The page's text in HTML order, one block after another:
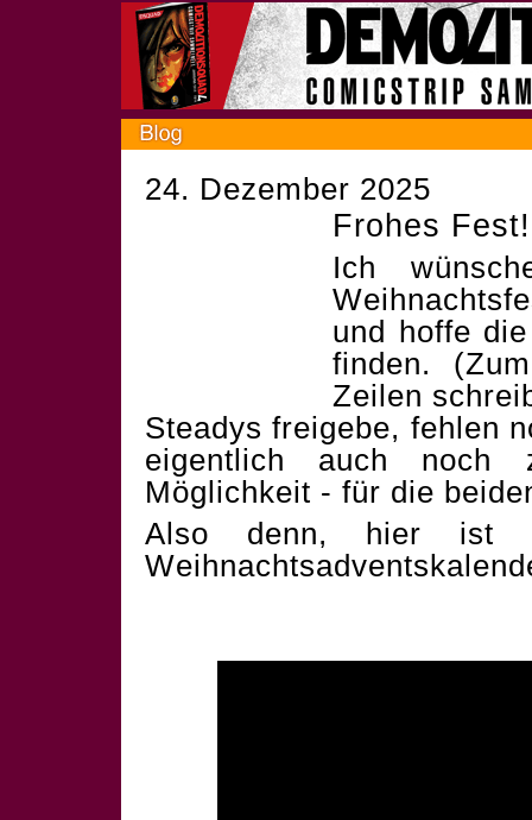
24. Dezember 2025
Frohes Fest!
Ich
und hoffe
finden.
Zeilen
Steadys freigebe, fehlen
eigentlich auch noch
Möglichkeit - für die
Also denn, hier ist